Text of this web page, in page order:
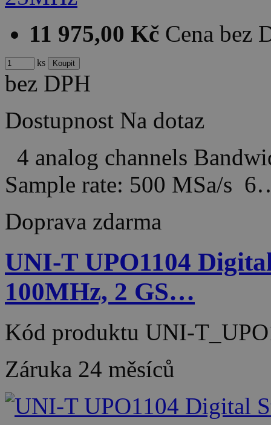
11 975,00 Kč Cena bez
ks
bez DPH
Dostupnost Na dotaz
4 analog channels
Sample rate: 500 MSa/s
Doprava zdarma
UNI-T UPO1104
100MHz, 2 GS…
Kód produktu UNI-
Záruka 24 měsíců